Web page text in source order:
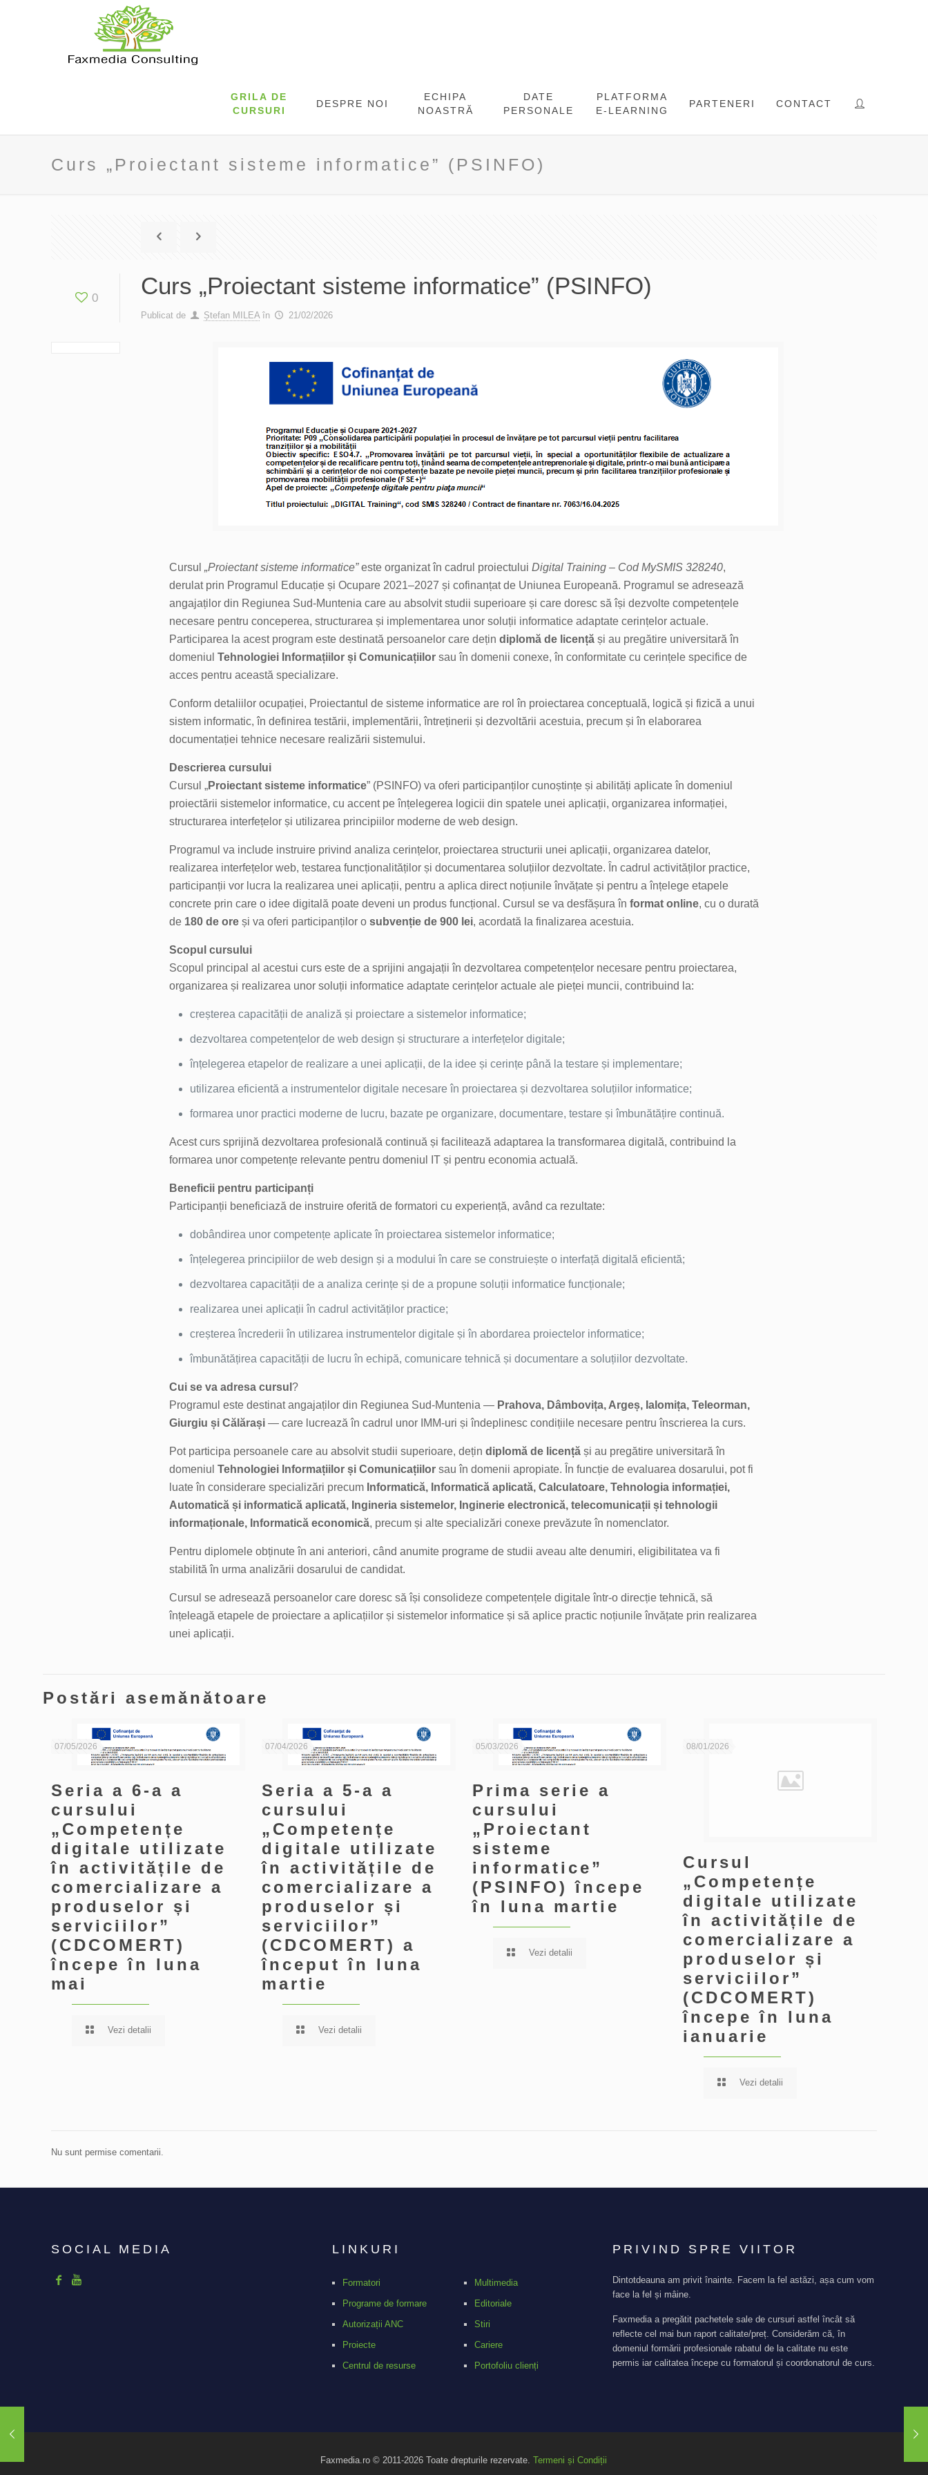
GRILA DE
CURSURI
DESPRE NOI
ECHIPA
NOASTRĂ
DATE
PERSONALE
PLATFORMA
E-LEARNING
PARTENERI CONTACT
Curs „Proiectant sisteme informatice” (PSINFO)
0 Curs „Proiectant sisteme informatice” (PSINFO)
Publicat de Ștefan MILEA în 21/02/2026
Cursul „Proiectant sisteme informatice”este organizat în cadrul proiectului Digital Training – Cod MySMIS 328240,
derulat prin Programul Educație și Ocupare 2021–2027 și cofinanțat de Uniunea Europeană. Programul se adresează
angajaților din Regiunea Sud-Muntenia care au absolvit studii superioare și care doresc să își dezvolte competențele
necesare pentru conceperea, structurarea și implementarea unor soluții informatice adaptate cerințelor actuale.
Participarea la acest program este destinată persoanelor care dețin diplomă de licență și au pregătire universitară în
domeniul Tehnologiei Informațiilor și Comunicațiilor sau în domenii conexe, în conformitate cu cerințele specifice de
acces pentru această specializare.
Conform detaliilor ocupației, Proiectantul de sisteme informatice are rol în proiectarea conceptuală, logică și fizică a unui
sistem informatic, în definirea testării, implementării, întreținerii și dezvoltării acestuia, precum și în elaborarea
documentației tehnice necesare realizării sistemului.
Descrierea cursului
Cursul „Proiectant sisteme informatice” (PSINFO) va oferi participanților cunoștințe și abilități aplicate în domeniul
proiectării sistemelor informatice, cu accent pe înțelegerea logicii din spatele unei aplicații, organizarea informației,
structurarea interfețelor și utilizarea principiilor moderne de web design.
Programul va include instruire privind analiza cerințelor, proiectarea structurii unei aplicații, organizarea datelor,
realizarea interfețelor web, testarea funcționalităților și documentarea soluțiilor dezvoltate. În cadrul activităților practice,
participanții vor lucra la realizarea unei aplicații, pentru a aplica direct noțiunile învățate și pentru a înțelege etapele
concrete prin care o idee digitală poate deveni un produs funcțional. Cursul se va desfășura în format online, cu o durată
de 180 de ore și va oferi participanților o subvenție de 900 lei, acordată la finalizarea acestuia.
Scopul cursului
Scopul principal al acestui curs este de a sprijini angajații în dezvoltarea competențelor necesare pentru proiectarea,
organizarea și realizarea unor soluții informatice adaptate cerințelor actuale ale pieței muncii, contribuind la:
creșterea capacității de analiză și proiectare a sistemelor informatice;
dezvoltarea competențelor de web design și structurare a interfețelor digitale;
înțelegerea etapelor de realizare a unei aplicații, de la idee și cerințe până la testare și implementare;
utilizarea eficientă a instrumentelor digitale necesare în proiectarea și dezvoltarea soluțiilor informatice;
formarea unor practici moderne de lucru, bazate pe organizare, documentare, testare și îmbunătățire continuă.
Acest curs sprijină dezvoltarea profesională continuă și facilitează adaptarea la transformarea digitală, contribuind la
formarea unor competențe relevante pentru domeniul IT și pentru economia actuală.
Beneficii pentru participanți
Participanții beneficiază de instruire oferită de formatori cu experiență, având ca rezultate:
dobândirea unor competențe aplicate în proiectarea sistemelor informatice;
înțelegerea principiilor de web design și a modului în care se construiește o interfață digitală eficientă;
dezvoltarea capacității de a analiza cerințe și de a propune soluții informatice funcționale;
realizarea unei aplicații în cadrul activităților practice;
creșterea încrederii în utilizarea instrumentelor digitale și în abordarea proiectelor informatice;
îmbunătățirea capacității de lucru în echipă, comunicare tehnică și documentare a soluțiilor dezvoltate.
Cui se va adresa cursul ?
Programul este destinat angajaților din Regiunea Sud-Muntenia — Prahova, Dâmbovița, Argeș, Ialomița, Teleorman,
Giurgiu și Călărași — care lucrează în cadrul unor IMM-uri și îndeplinesc condițiile necesare pentru înscrierea la curs.
Pot participa persoanele care au absolvit studii superioare, dețin diplomă de licență și au pregătire universitară în
domeniul Tehnologiei Informațiilor și Comunicațiilor sau în domenii apropiate. În funcție de evaluarea dosarului, pot fi
luate în considerare specializări precum Informatică, Informatică aplicată, Calculatoare, Tehnologia informației,
Automatică și informatică aplicată, Ingineria sistemelor, Inginerie electronică, telecomunicații și tehnologii
informaționale, Informatică economică, precum și alte specializări conexe prevăzute în nomenclator.
Pentru diplomele obținute în ani anteriori, când anumite programe de studii aveau alte denumiri, eligibilitatea va fi
stabilită în urma analizării dosarului de candidat.
Cursul se adresează persoanelor care doresc să își consolideze competențele digitale într-o direcție tehnică, să
înțeleagă etapele de proiectare a aplicațiilor și sistemelor informatice și să aplice practic noțiunile învățate prin realizarea
unei aplicații.
Postări asemănătoare
07/05/2026
Seria a 6-a a
cursului
„Competențe
digitale utilizate
în activitățile de
comercializare a
produselor și
serviciilor”
(CDCOMERT)
începe în luna
mai
Vezi detalii
07/04/2026
Seria a 5-a a
cursului
„Competențe
digitale utilizate
în activitățile de
comercializare a
produselor și
serviciilor”
(CDCOMERT) a
început în luna
martie
Vezi detalii
05/03/2026
Prima serie a
cursului
„Proiectant
sisteme
informatice”
(PSINFO) începe
în luna martie
Vezi detalii
08/01/2026
Cursul
„Competențe
digitale utilizate
în activitățile de
comercializare a
produselor și
serviciilor”
(CDCOMERT)
începe în luna
ianuarie
Vezi detalii
Nu sunt permise comentarii.
SOCIAL MEDIA LINKURI
Formatori
Programe de formare
Autorizații ANC
Proiecte
Centrul de resurse
Multimedia
Editoriale
Stiri
Cariere
Portofoliu clienți
PRIVIND SPRE VIITOR
Dintotdeauna am privit înainte. Facem la fel astăzi, așa cum vom
face la fel și mâine.
Faxmedia a pregătit pachetele sale de cursuri astfel încât să
reflecte cel mai bun raport calitate/preț. Considerăm că, în
domeniul formării profesionale rabatul de la calitate nu este
permis iar calitatea începe cu formatorul și coordonatorul de curs.
Faxmedia.ro © 2011-2026 Toate drepturile rezervate.Termeni și Condiții